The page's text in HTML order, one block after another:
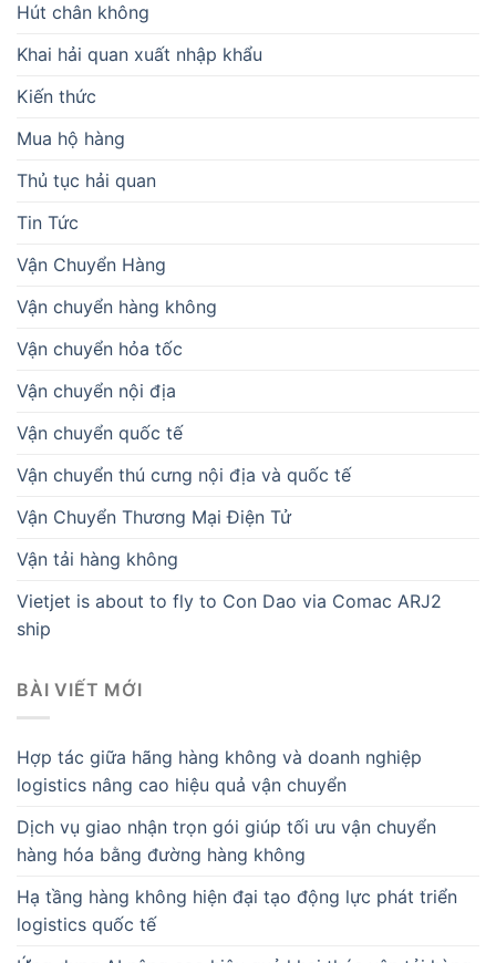
Hút chân không
Khai hải quan xuất nhập khẩu
Kiến thức
Mua hộ hàng
Thủ tục hải quan
Tin Tức
Vận Chuyển Hàng
Vận chuyển hàng không
Vận chuyển hỏa tốc
Vận chuyển nội địa
Vận chuyển quốc tế
Vận chuyển thú cưng nội địa và quốc tế
Vận Chuyển Thương Mại Điện Tử
Vận tải hàng không
Vietjet is about to fly to Con Dao via Comac ARJ2
ship
BÀI VIẾT MỚI
Hợp tác giữa hãng hàng không và doanh nghiệp
logistics nâng cao hiệu quả vận chuyển
Dịch vụ giao nhận trọn gói giúp tối ưu vận chuyển
hàng hóa bằng đường hàng không
Hạ tầng hàng không hiện đại tạo động lực phát triển
logistics quốc tế